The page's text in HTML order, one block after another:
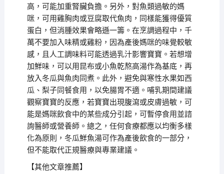
高，可能加重腎臟負擔。另外，對魚類過敏的媽
咪，可用雞胸肉或豆腐取代魚肉，同樣能獲得優質
蛋白，但消腫效果會略遜一籌。在烹調過程中，千
萬不要加入味精或雞粉，因為產後媽咪的味覺較敏
感，且人工調味料可能透過乳汁影響寶寶。若想增
加鮮味，可以用昆布或小魚乾熬高湯作為基底，再
放入冬瓜與魚肉同煮。此外，避免與寒性水果如西
瓜、梨子同餐食用，以免腸胃不適。哺乳期間建議
觀察寶寶的反應，若寶寶出現腹瀉或皮膚過敏，可
能是媽咪飲食中的某些成分引起，可暫停食用並諮
詢醫師或營養師。總之，任何食療都應以均衡多樣
化為原則，冬瓜鮮魚湯可作為產後飲食的一部分，
但不能取代正規醫療與專業建議。
【其他文章推薦】